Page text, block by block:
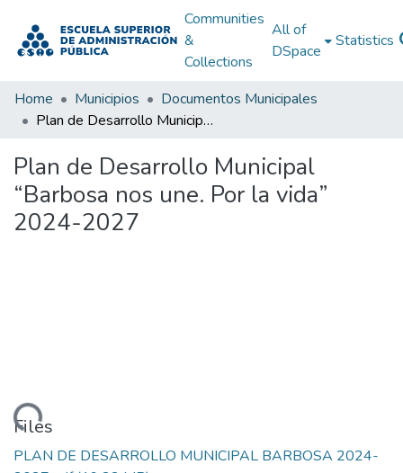
Communities
&
Collections
All of
DSpace
Statistics
Home Municipios
Documentos Municipales
Plan de Desarrollo Municipal “Barbosa nos une. Por la vida” 2024-2027
Plan de Desarrollo Municipal
“Barbosa nos une. Por la vida”
2024-2027
Loading...
Files
PLAN DE DESARROLLO MUNICIPAL BARBOSA 2024-